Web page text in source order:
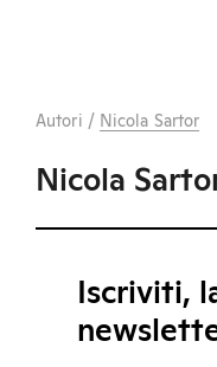
Autori / Nicola Sartor
Nicola
Iscriviti,